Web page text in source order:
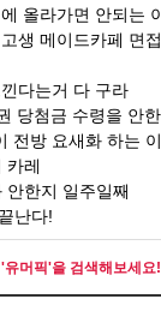
올라가면 안되는
생 메이드카페 면
다는거 다 구라
당첨금 수령을 안
전방 요새화 하는
카레
안한지 일주일째
난다!
머픽'을 검색해보세요!